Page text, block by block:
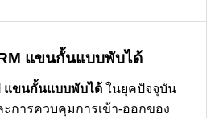
แขนกั้นแบบพับได้
แขนกั้นแบบพับได้ ในยุคปัจจุบัน
การควบคุมการเข้า-ออกของ